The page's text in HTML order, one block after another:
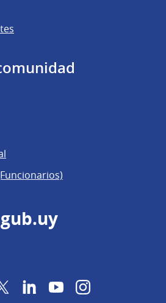
gub.uy
Twitter LinkedInYouTubeInstagram